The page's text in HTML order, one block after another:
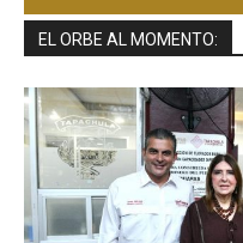
EL ORBE AL MOMENTO: